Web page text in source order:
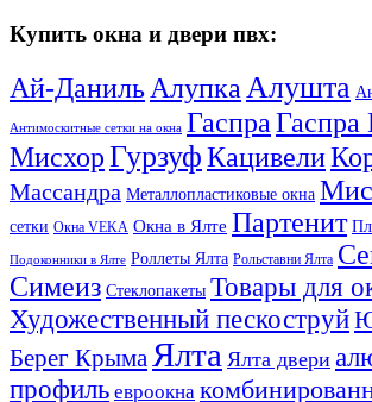
Купить окна и двери пвх:
Ай-Даниль Алупка Алушта
Антимоскитные сетки на окна Гаспра Гаспра
МисхорГурзуфКацивели
Массандра Металлопластиковые окна
сетки Окна VEKA Окна в Ялте Партенит
Подоконники в Ялте Роллеты Ялта Рольставни Ялта
Симеиз Стеклопакеты Товары для
Художественный пескоструй
Берег Крыма Ялта Ялта двери
профиль евроокна